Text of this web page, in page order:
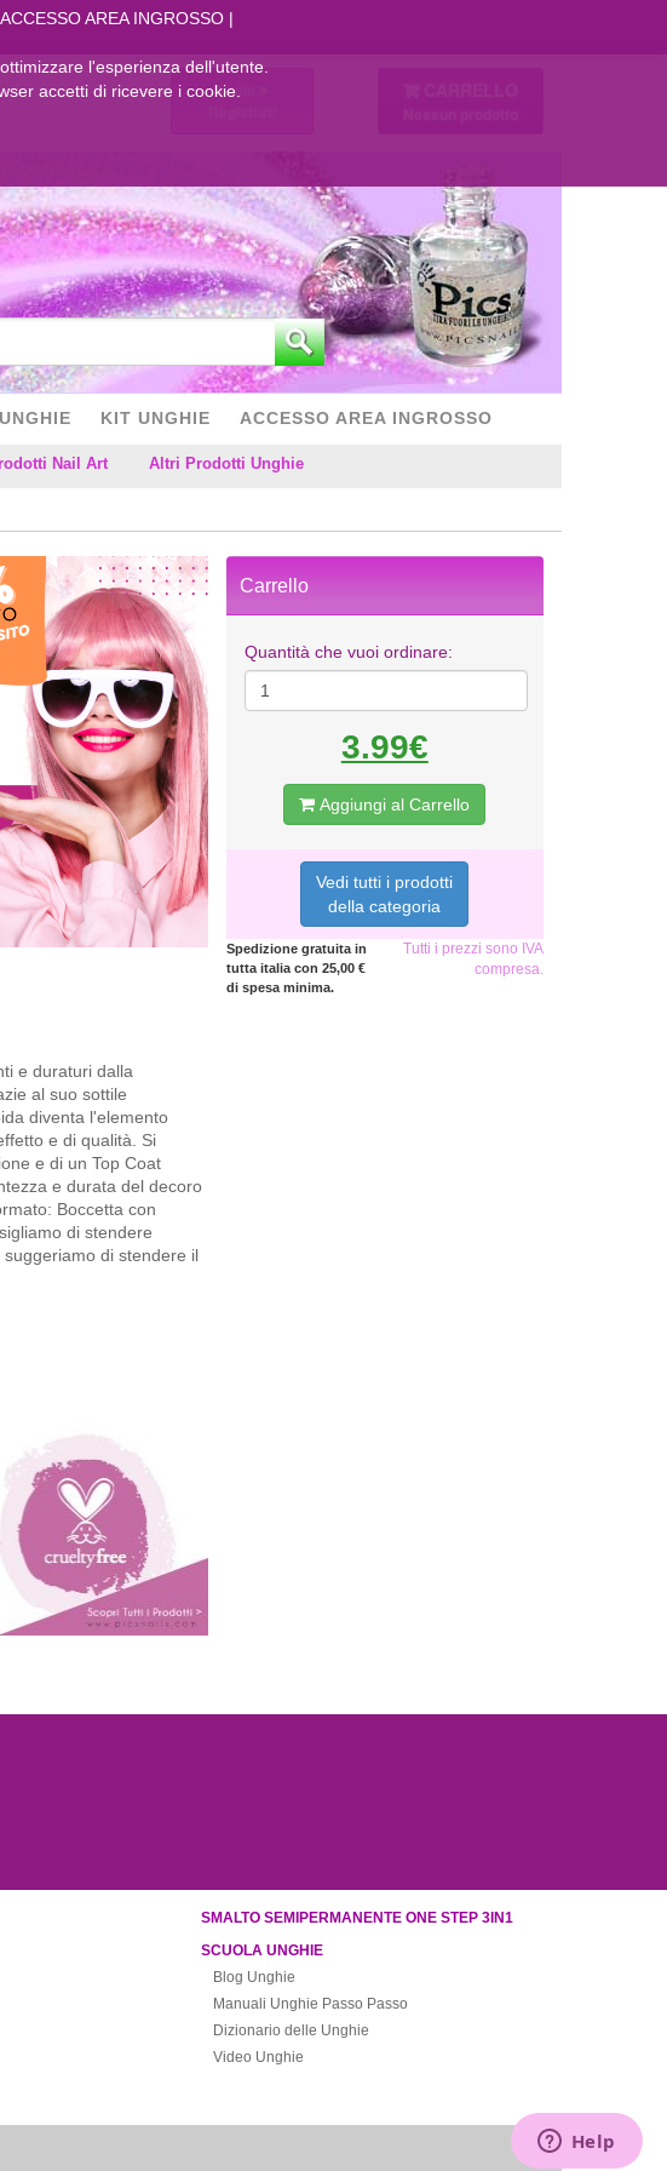
ACCESSO AREA INGROSSO
Login
Nail Art Altri Prodotti Unghie
KIT UNGHIE ACCESSO AREA INGROSSO
e duraturi dalla
al suo sottile
diventa l'elemento
e di qualità. Si
e di un Top Coat
e durata del decoro
Boccetta con
di stendere
di stendere il
Carrello
Quantità che vuoi ordinare:
3.99€
Aggiungi al Carrello
Vedi tutti i prodotti
della categoria
Spedizione gratuita in
tutta italia con 25,00 €
di spesa minima.
Tutti i prezzi sono IVA
compresa.
SMALTO SEMIPERMANENTE ONE STEP 3IN1
SCUOLA UNGHIE
Blog Unghie
Manuali Unghie Passo Passo
Dizionario delle Unghie
Video Unghie
l'esperienza dell'utente.
accetti di ricevere i cookie.